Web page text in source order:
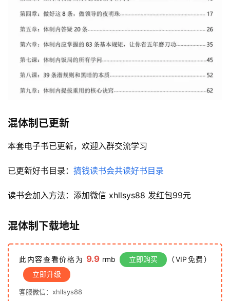
坑
南
运
百
混体制已更新
本套电子书已更新，欢迎入群交流学习
已更新好书目录： 搞钱读书会共读好书目录
读书会加入方法：添加微信 xhllsys88 发红包99元
混体制下载地址
此内容查看价格为 9.9 rmb 立即购买
（VIP免费）
立即升级
客服微信：xhllsys88